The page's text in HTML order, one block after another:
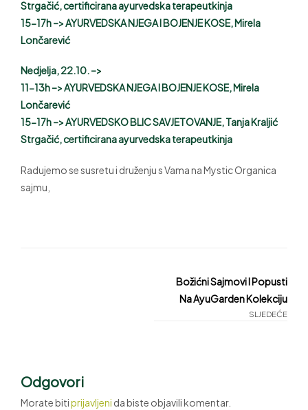
Strgačić, certificirana ayurvedska terapeutkinja
15-17h –> AYURVEDSKA NJEGA I BOJENJE KOSE, Mirela
Lončarević
Nedjelja, 22.10. –>
11-13h –> AYURVEDSKA NJEGA I BOJENJE KOSE, Mirela
Lončarević
15-17h –> AYURVEDSKO BLIC SAVJETOVANJE, Tanja Kraljić
Strgačić, certificirana ayurvedska terapeutkinja
Radujemo se susretu i druženju s Vama na Mystic Organica
sajmu,
SLJEDEĆE
Božićni Sajmovi I Popusti
Na AyuGarden Kolekciju
Odgovori
Morate bitiprijavljeni da biste objavili komentar.